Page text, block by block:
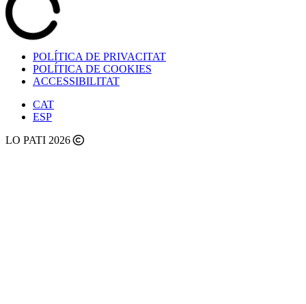
POLÍTICA DE PRIVACITAT
POLÍTICA DE COOKIES
ACCESSIBILITAT
CAT
ESP
LO PATI 2026